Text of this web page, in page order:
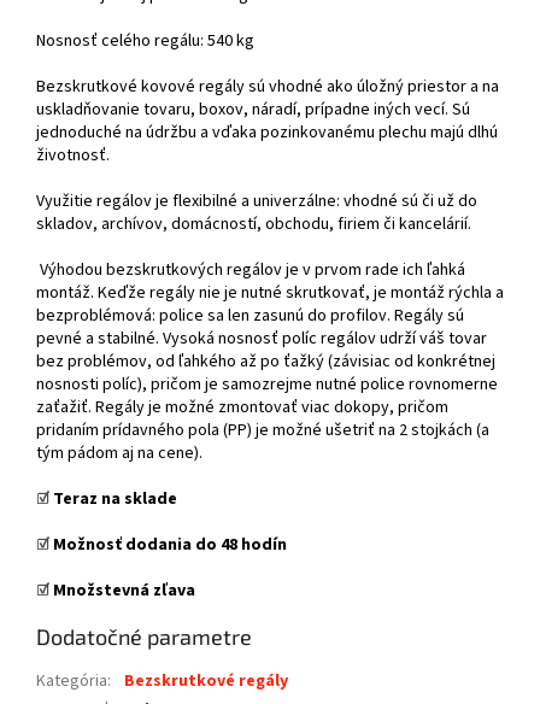
Nosnosť celého regálu: 540 kg
Bezskrutkové kovové regály sú vhodné ako úložný priestor a na
uskladňovanie tovaru, boxov, náradí, prípadne iných vecí. Sú
jednoduché na údržbu a vďaka pozinkovanému plechu majú dlhú
životnosť.
Využitie regálov je flexibilné a univerzálne: vhodné sú či už do
skladov, archívov, domácností, obchodu, firiem či kancelárií.
Výhodou bezskrutkových regálov je v prvom rade ich ľahká
montáž. Keďže regály nie je nutné skrutkovať, je montáž rýchla a
bezproblémová: police sa len zasunú do profilov. Regály sú
pevné a stabilné. Vysoká nosnosť políc regálov udrží váš tovar
bez problémov, od ľahkého až po ťažký (závisiac od konkrétnej
nosnosti políc), pričom je samozrejme nutné police rovnomerne
zaťažiť. Regály je možné zmontovať viac dokopy, pričom
pridaním prídavného pola (PP) je možné ušetriť na 2 stojkách (a
tým pádom aj na cene).
☑️ Teraz na sklade
☑️ Možnosť dodania do 48 hodín
☑️ Množstevná zľava
Dodatočné parametre
Kategória:
Bezskrutkové regály